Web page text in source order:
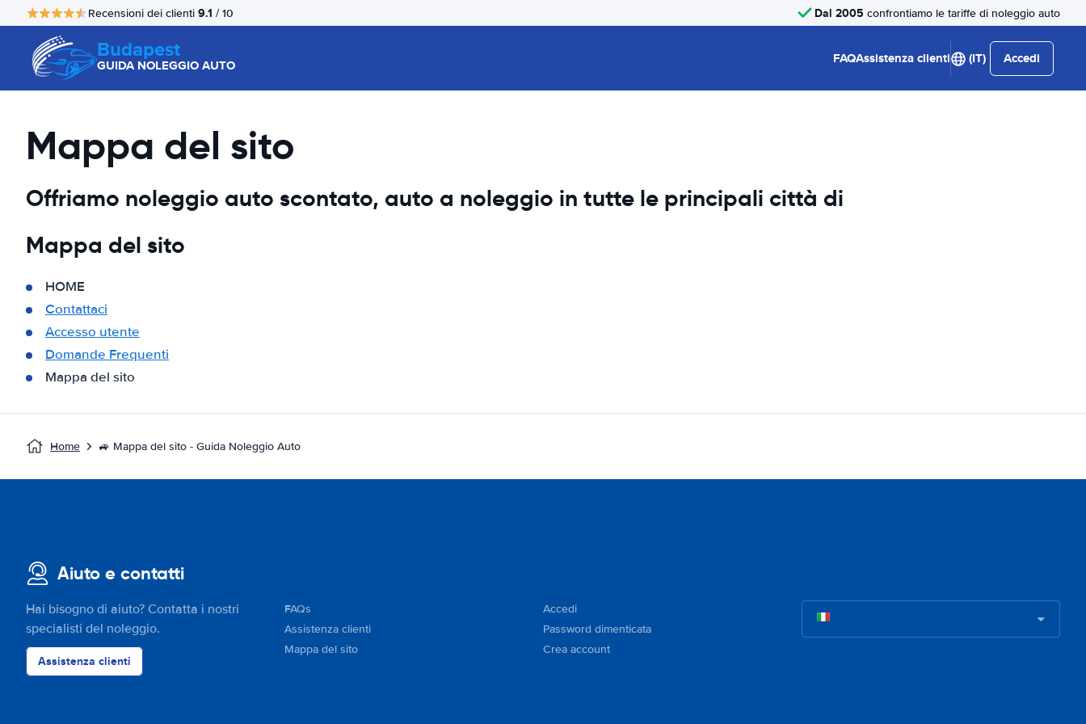
Recensioni dei clienti 9.1 / 10 Dal 2005 confrontiamo le tariffe di noleggio auto
Budapest
GUIDA NOLEGGIO AUTO FAQAssistenza clienti (IT) Accedi
Mappa del sito
Offriamo noleggio auto scontato, auto a noleggio in tutte le principali città di
Mappa del sito
HOME
Contattaci
Accesso utente
Domande Frequenti
Mappa del sito
Home 🚙 Mappa del sito - Guida Noleggio Auto
Aiuto e contatti
Hai bisogno di aiuto? Contatta i nostri
specialisti del noleggio.
Assistenza clienti
FAQs
Assistenza clienti
Mappa del sito
Accedi
Password dimenticata
Crea account